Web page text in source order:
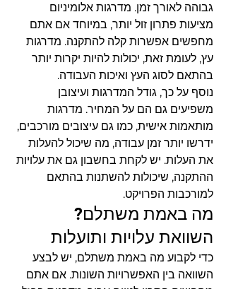
גבוהה לאורך זמן. מדרגות אלומיניום
מציעות פתרון זול יותר, במיוחד אם אתם
מחפשים אפשרות קלה להתקנה. מדרגות
עץ, לעומת זאת, יכולות להיות יקרות יותר
בהתאם לסוג העץ ואיכות העבודה.
נוסף על כך, גודל המדרגות ועיצובן
משפיעים גם הם על המחיר. מדרגות
מותאמות אישית, כמו גם עיצובים מורכבים,
ידרשו יותר זמן עבודה, מה שיכול להעלות
את העלות. יש לקחת בחשבון גם את עלויות
ההתקנה, שיכולות להשתנות בהתאם
למורכבות הפרויקט.
מה באמת משתלם?
השוואת עלויות ותועלות
כדי לקבוע מה באמת משתלם, יש לבצע
השוואה בין האפשרויות השונות. אם אתם